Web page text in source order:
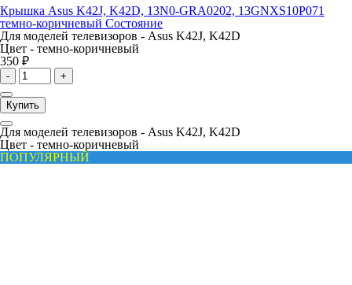
Крышка Asus K42J, K42D, 13N0-GRA0202, 13GNXS10P071
темно-коричневый Состояние
Для моделей телевизоров - Asus K42J, K42D
Цвет - темно-коричневый
350 ₽
- +
Купить
Для моделей телевизоров - Asus K42J, K42D
Цвет - темно-коричневый
ПОПУЛЯРНЫЙ